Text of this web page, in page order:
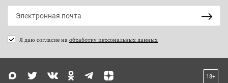
Я даю согласие на обработку персональных данных
18+